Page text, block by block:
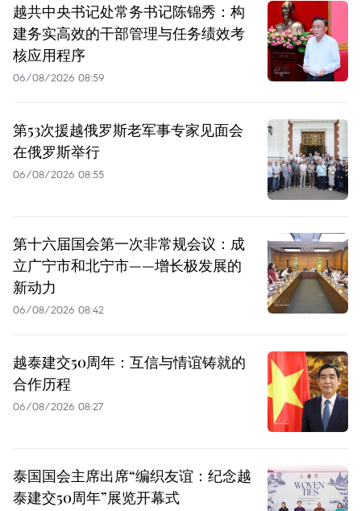
越共中央书记处常务书记陈锦秀：构
建务实高效的干部管理与任务绩效考
核应用程序
06/08/2026 08:59
第53次援越俄罗斯老军事专家见面会
在俄罗斯举行
06/08/2026 08:55
第十六届国会第一次非常规会议：成
立广宁市和北宁市——增长极发展的
新动力
06/08/2026 08:42
越泰建交50周年：互信与情谊铸就的
合作历程
06/08/2026 08:27
泰国国会主席出席“编织友谊：纪念越
泰建交50周年”展览开幕式